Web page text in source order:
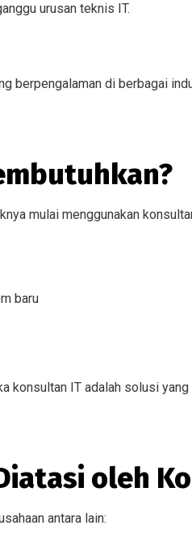
urusan teknis IT.
berpengalaman di berbagai
mulai menggunakan
baru
konsultan IT adalah solusi yang
oleh
antara lain: